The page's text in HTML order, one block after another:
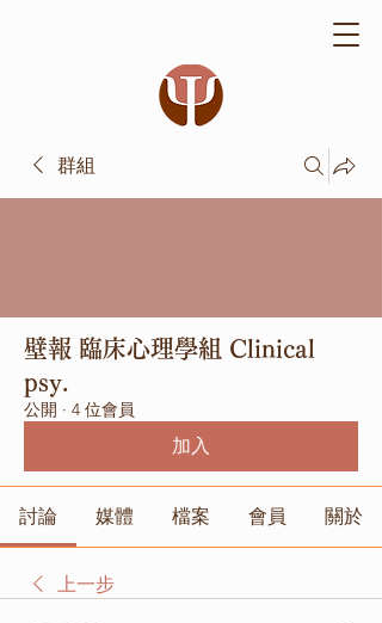
群組
壁報 臨床心理學組 Clinical
psy.
公開 · 4 位會員
加入
討論 媒體 檔案 會員 關於
上一步